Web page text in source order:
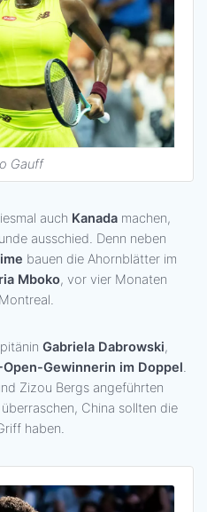
Gauff
auch Kanada machen,
ausschied. Denn neben
bauen die Ahornblätter im
Mboko, vor vier Monaten
Gabriela Dabrowski,
Open-Gewinnerin im Doppel.
Zizou Bergs angeführten
China sollten die
haben.